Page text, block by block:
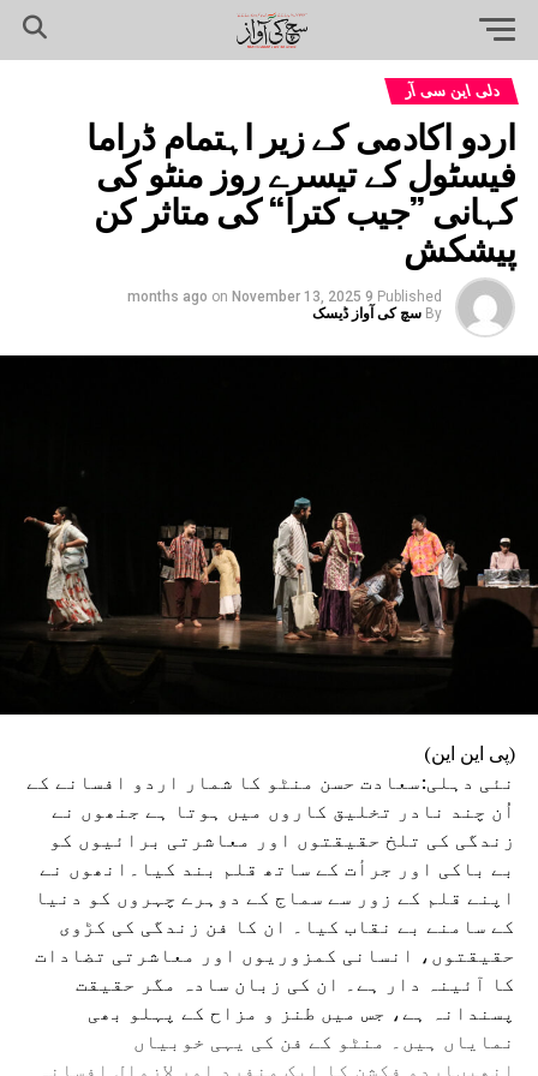
دلی این سی آر
اردو اکادمی کے زیر اہتمام ڈراما
فیسٹول کے تیسرے روز منٹو کی
کہانی ’’جیب کترا‘‘ کی متاثر کن
پیشکش
Published
9 months ago
on November 13, 2025
By سچ کی آواز ڈیسک
(پی این این)
نئی دہلی:سعادت حسن منٹو کا شمار اردو افسانے کے
اُن چند نادر تخلیق کاروں میں ہوتا ہے جنھوں نے
زندگی کی تلخ حقیقتوں اور معاشرتی برائیوں کو
بے باکی اور جرأت کے ساتھ قلم بند کیا۔انھوں نے
اپنے قلم کے زور سے سماج کے دوہرے چہروں کو دنیا
کے سامنے بے نقاب کیا۔ ان کا فن زندگی کی کڑوی
حقیقتوں، انسانی کمزوریوں اور معاشرتی تضادات
کا آئینہ دار ہے۔ ان کی زبان سادہ مگر حقیقت
پسندانہ ہے، جس میں طنز و مزاح کے پہلو بھی
نمایاں ہیں۔ منٹو کے فن کی یہی خوبیاں
انھیںاردو فکشن کا ایک منفرد اور لازوال افسانہ